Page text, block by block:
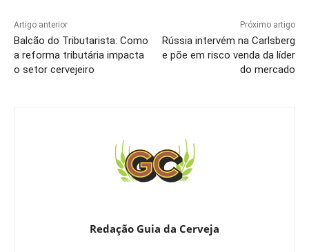
Artigo anterior
Balcão do Tributarista: Como
a reforma tributária impacta
o setor cervejeiro
Próximo artigo
Rússia intervém na Carlsberg
e põe em risco venda da líder
do mercado
Redação Guia da Cerveja